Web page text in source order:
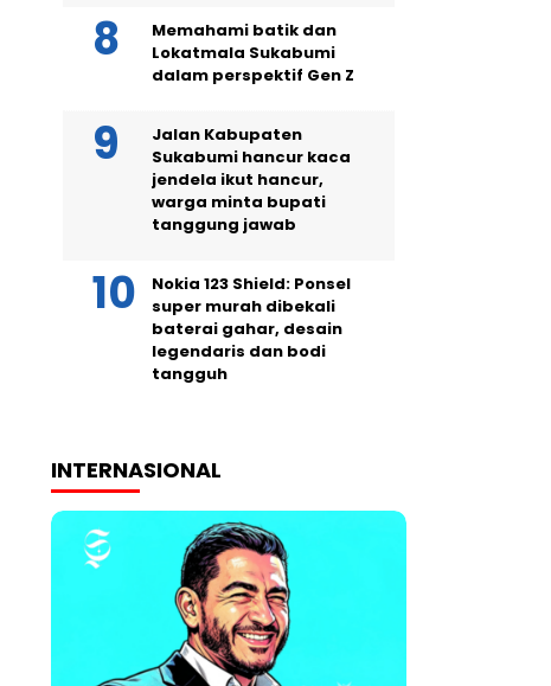
Memahami batik dan
Lokatmala Sukabumi
dalam perspektif Gen Z
Jalan Kabupaten
Sukabumi hancur kaca
jendela ikut hancur,
warga minta bupati
tanggung jawab
Nokia 123 Shield: Ponsel
super murah dibekali
baterai gahar, desain
legendaris dan bodi
tangguh
INTERNASIONAL